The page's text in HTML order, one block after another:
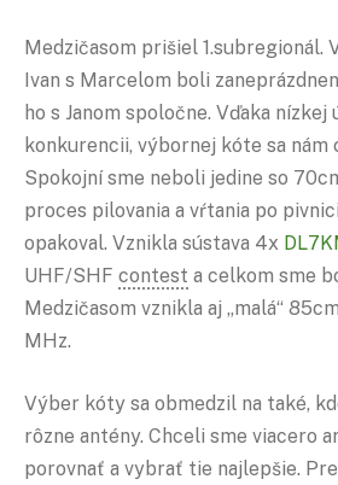
Medzičasom prišiel 1.subregionál.
Ivan s Marcelom boli
ho s Janom spoločne. Vďaka nízkej
konkurencii, výbornej kóte sa nám
Spokojní sme neboli jedine so
proces pilovania a vŕtania po
opakoval. Vznikla sústava 4x
UHF/SHF contest a celkom sme
Medzičasom vznikla aj „malá“
MHz.
Výber kóty sa obmedzil na také,
rôzne antény. Chceli sme viacero
porovnať a vybrať tie najlepšie.